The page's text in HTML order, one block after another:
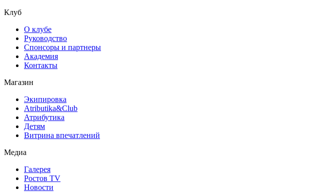
Клуб
О клубе
Руководство
Спонсоры и партнеры
Академия
Контакты
Магазин
Экипировка
Atributika&Club
Атрибутика
Детям
Витрина впечатлений
Медиа
Галерея
Ростов TV
Новости